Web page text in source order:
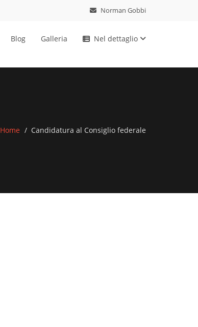
Norman Gobbi
Blog Galleria Nel dettaglio
Home Candidatura al Consiglio federale